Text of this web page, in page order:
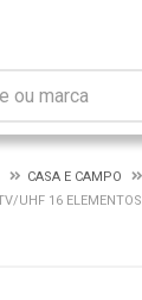
CASA E CAMPO
UHF 16 ELEMENTOS